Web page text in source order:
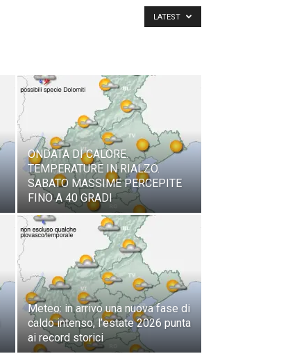
LATEST
ONDATA DI CALORE.
TEMPERATURE IN RIALZO.
SABATO MASSIME PERCEPITE
FINO A 40 GRADI
Meteo: in arrivo una nuova fase di
caldo intenso, l’estate 2026 punta
ai record storici